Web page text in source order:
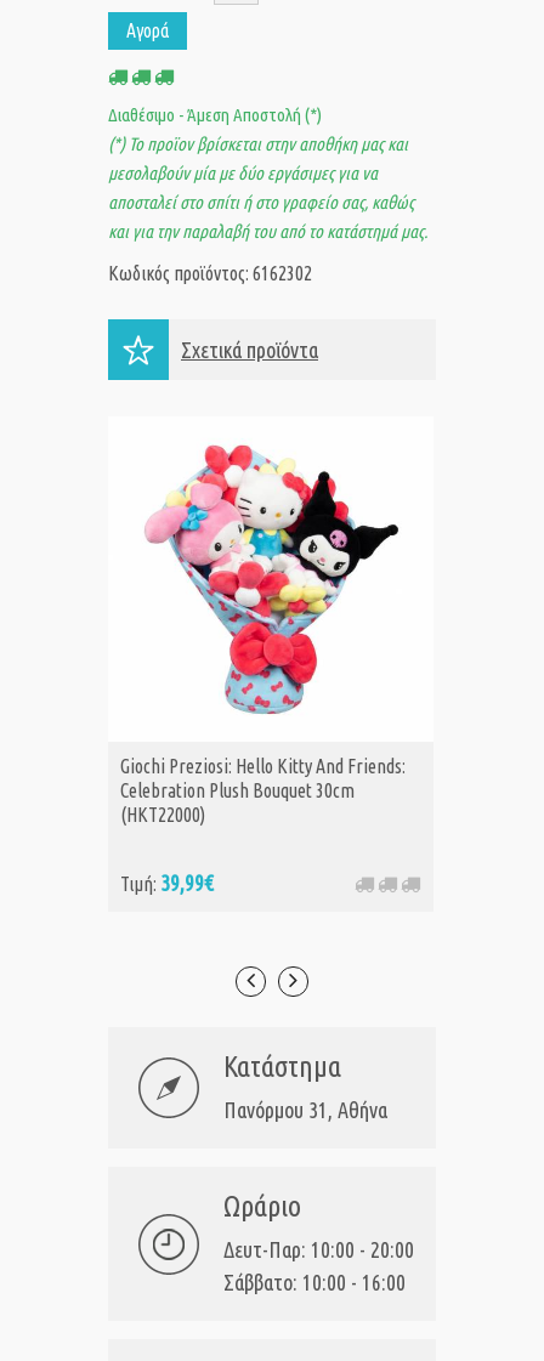
Αγορά
Διαθέσιμο - Άμεση Αποστολή (*)
(*) Το προϊον βρίσκεται στην αποθήκη μας και
μεσολαβούν μία με δύο εργάσιμες για να
αποσταλεί στο σπίτι ή στο γραφείο σας, καθώς
και για την παραλαβή του από το κατάστημά μας.
Κωδικός προϊόντος: 6162302
Σχετικά προϊόντα
Giochi Preziosi: Hello Kitty And Friends:
Celebration Plush Bouquet 30cm
(HKT22000)
Τιμή: 39,99€
Κατάστημα
Πανόρμου 31, Αθήνα
Ωράριο
Δευτ-Παρ: 10:00 - 20:00
Σάββατο: 10:00 - 16:00